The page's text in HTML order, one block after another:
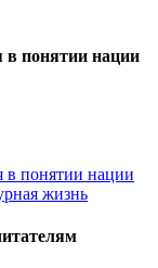
в понятии нации
жизнь